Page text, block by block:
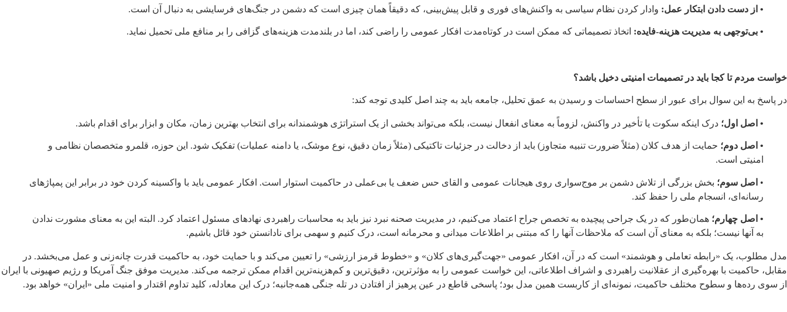
• از دست دادن ابتکار عمل: وادار کردن نظام سیاسی به واکنش‌های فوری و قابل پیش‌بینی، که دقیقاً همان چیزی است که دشمن در جنگ‌های فرسایشی به دنبال آن است.
• بی‌توجهی به مدیریت هزینه-فایده: اتخاذ تصمیماتی که ممکن است در کوتاه‌مدت افکار عمومی را راضی کند، اما در بلندمدت هزینه‌های گزافی را بر منافع ملی تحمیل نماید.
خواست مردم تا کجا باید در تصمیمات امنیتی دخیل باشد؟
در پاسخ به این سوال برای عبور از سطح احساسات و رسیدن به عمق تحلیل، جامعه باید به چند اصل کلیدی توجه کند:
• اصل اول؛ درک اینکه سکوت یا تأخیر در واکنش، لزوماً به معنای انفعال نیست، بلکه می‌تواند بخشی از یک استراتژی هوشمندانه برای انتخاب بهترین زمان، مکان و ابزار برای اقدام باشد.
• اصل دوم؛ حمایت از هدف کلان (مثلاً ضرورت تنبیه متجاوز) باید از دخالت در جزئیات تاکتیکی (مثلاً زمان دقیق، نوع موشک، یا دامنه عملیات) تفکیک شود. این حوزه، قلمرو متخصصان نظامی و
امنیتی است.
• اصل سوم؛ بخش بزرگی از تلاش دشمن بر موج‌سواری روی هیجانات عمومی و القای حس ضعف یا بی‌عملی در حاکمیت استوار است. افکار عمومی باید با واکسینه کردن خود در برابر این پمپاژهای
رسانه‌ای، انسجام ملی را حفظ کند.
• اصل چهارم؛ همان‌طور که در یک جراحی پیچیده به تخصص جراح اعتماد می‌کنیم، در مدیریت صحنه نبرد نیز باید به محاسبات راهبردی نهادهای مسئول اعتماد کرد. البته این به معنای مشورت ندادن
به آنها نیست؛ بلکه به معنای آن است که ملاحظات آنها را که مبتنی بر اطلاعات میدانی و محرمانه است، درک کنیم و سهمی برای نادانستن خود قائل باشیم.
مدل مطلوب، یک «رابطه تعاملی و هوشمند» است که در آن، افکار عمومی «جهت‌گیری‌های کلان» و «خطوط قرمز ارزشی» را تعیین می‌کند و با حمایت خود، به حاکمیت قدرت چانه‌زنی و عمل می‌بخشد. در
مقابل، حاکمیت با بهره‌گیری از عقلانیت راهبردی و اشراف اطلاعاتی، این خواست عمومی را به مؤثرترین، دقیق‌ترین و کم‌هزینه‌ترین اقدام ممکن ترجمه می‌کند. مدیریت موفق جنگ آمریکا و رژیم صهیونی با ایران
از سوی رده‌ها و سطوح مختلف حاکمیت، نمونه‌ای از کاربست همین مدل بود؛ پاسخی قاطع در عین پرهیز از افتادن در تله جنگی همه‌جانبه؛ درک این معادله، کلید تداوم اقتدار و امنیت ملی «ایران» خواهد بود.